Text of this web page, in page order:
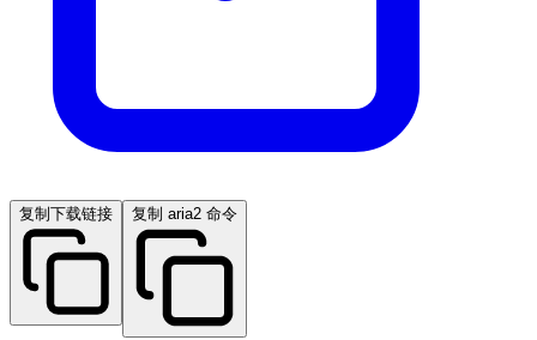
复制下载链接 复制 aria2 命令